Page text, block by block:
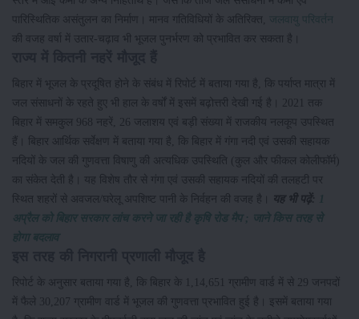
पारिस्थितिक असंतुलन का निर्माण। मानव गतिविधियों के अतिरिक्त,
जलवायु परिवर्तन
की वजह वर्षा में उतार-चढ़ाव भी भूजल पुनर्भरण को प्रभावित कर सकता है।
बिहार में भूजल के प्रदूषित होने के संबंध में रिपोर्ट में बताया गया है, कि पर्याप्त मात्रा में
जल संसाधनों के रहते हुए भी हाल के वर्षों में इसमें बढ़ोत्तरी देखी गई है। 2021 तक
बिहार में समकुल 968 नहरें, 26 जलाशय एवं बड़ी संख्या में राजकीय नलकूप उपस्थित
हैं। बिहार आर्थिक सर्वेक्षण में बताया गया है, कि बिहार में गंगा नदी एवं उसकी सहायक
नदियों के जल की गुणवत्ता विषाणु की अत्यधिक उपस्थिति (कुल और फीकल कोलीफॉर्म)
का संकेत देती है। यह विशेष तौर से गंगा एवं उसकी सहायक नदियों की तलहटी पर
स्थित शहरों से अवजल/घरेलू अपशिष्ट पानी के निर्वहन की वजह है।
यह भी पढ़ें: 1
अप्रैल को बिहार सरकार लांच करने जा रही है कृषि रोड मैप ; जाने किस तरह से
होगा बदलाव
रिपोर्ट के अनुसार बताया गया है, कि बिहार के 1,14,651 ग्रामीण वार्ड में से 29 जनपदों
में फैले 30,207 ग्रामीण वार्ड में भूजल की गुणवत्ता प्रभावित हुई है। इसमें बताया गया